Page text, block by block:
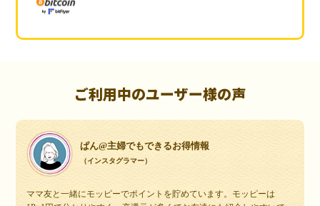
ご利用中のユーザー様の声
ぱん@主婦でもできるお得情報
（インスタグラマー）
ママ友と一緒にモッピーでポイントを貯めています。モッピーは